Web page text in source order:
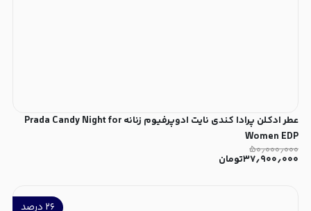
عطر ادکلن پرادا کندی نایت ادوپرفیوم زنانه Prada Candy Night for
Women EDP
۵۰٫۰۰۰٫۰۰۰
۳۷٫۹۰۰٫۰۰۰تومان
۲۶ درصد